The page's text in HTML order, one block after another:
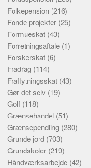
Folkepension (216)
Fonde projekter (25)
Formueskat (43)
Forretningsaftale (1)
Forskerskat (6)
Fradrag (114)
Fraflytningsskat (43)
Gør det selv (19)
Golf (118)
Grænsehandel (51)
Grænsependling (280)
Grunde jord (703)
Grundskoler (219)
Håndværksarbejde (42)